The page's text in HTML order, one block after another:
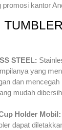
kantor
STEEL:
yang
dan
mudah
Holder Mobil:
dapat